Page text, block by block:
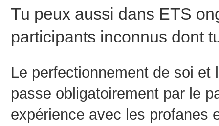
Tu peux aussi dans ETS
participants inconnus dont
Le perfectionnement de soi
passe obligatoirement par le
expérience avec les profanes